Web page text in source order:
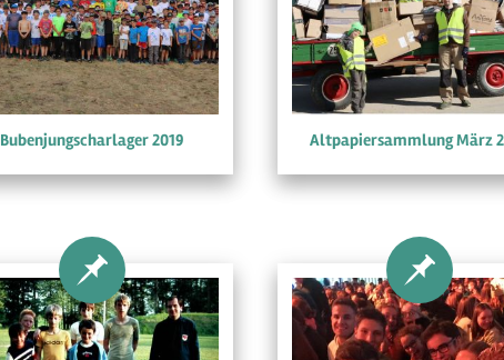
Bubenjungscharlager 2019 Altpapiersammlung März